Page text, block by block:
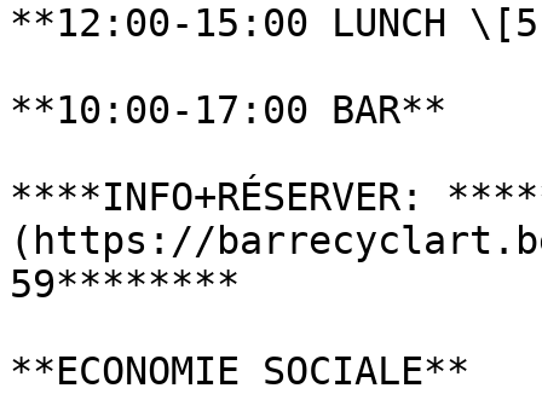
**12:00-15:00 LUNCH
**10:00-17:00 BAR**
****INFO+RÉSERVER:
(https://
59********
**ECONOMIE SOCIALE**